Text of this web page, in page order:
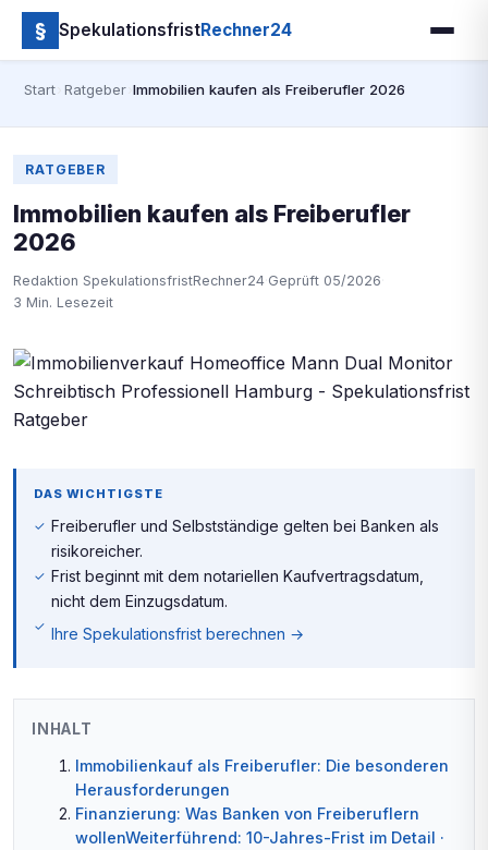
§ SpekulationsfristRechner24
Start Ratgeber ›Immobilien kaufen als Freiberufler 2026
RATGEBER
Immobilien kaufen als Freiberufler
2026
Redaktion SpekulationsfristRechner24 Geprüft 05/2026
3 Min. Lesezeit
DAS WICHTIGSTE
Freiberufler und Selbstständige gelten bei Banken als
risikoreicher.
Frist beginnt mit dem notariellen Kaufvertragsdatum,
nicht dem Einzugsdatum.
Ihre Spekulationsfrist berechnen →
INHALT
Immobilienkauf als Freiberufler: Die besonderen
Herausforderungen
Finanzierung: Was Banken von Freiberuflern
wollenWeiterführend: 10-Jahres-Frist im Detail ·